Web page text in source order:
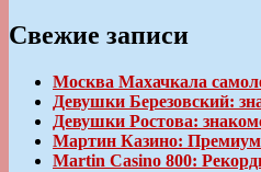
Свежие записи
Москва Махачкала
Девушки Березовский:
Девушки Ростова:
Мартин Казино:
Martin Casino 800: